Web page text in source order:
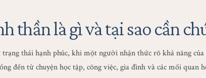
thần là gì và tại sao cần
thái hạnh phúc, khi một người nhận thức rõ khả năng
đến từ chuyện học tập, công việc, gia đình và các mối quan